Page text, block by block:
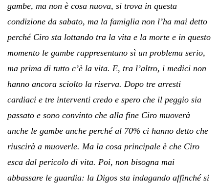
gambe, ma non è cosa nuova, si trova in questa
condizione da sabato, ma la famiglia non l’ha mai detto
perché Ciro sta lottando tra la vita e la morte e in questo
momento le gambe rappresentano sì un problema serio,
ma prima di tutto c’è la vita. E, tra l’altro, i medici non
hanno ancora sciolto la riserva. Dopo tre arresti
cardiaci e tre interventi credo e spero che il peggio sia
passato e sono convinto che alla fine Ciro muoverà
anche le gambe anche perché al 70% ci hanno detto che
riuscirà a muoverle. Ma la cosa principale è che Ciro
esca dal pericolo di vita. Poi, non bisogna mai
abbassare le guardia: la Digos sta indagando affinché si